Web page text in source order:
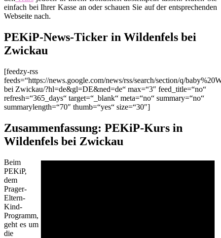
einfach bei Ihrer Kasse an oder schauen Sie auf der entsprechenden
Webseite nach.
PEKiP-News-Ticker in Wildenfels bei
Zwickau
[feedzy-rss
feeds=“https://news.google.com/news/rss/search/section/q/
bei Zwickau/?hl=de&gl=DE&ned=de“ max=“3″ feed_title=“no“
refresh=“365_days“ target=“_blank“ meta=“no“ summary=“no“
summarylength=“70″ thumb=“yes“ size=“30″]
Zusammenfassung: PEKiP-Kurs in
Wildenfels bei Zwickau
Beim
PEKiP,
dem
Prager-
Eltern-
Kind-
Programm,
geht es um
die